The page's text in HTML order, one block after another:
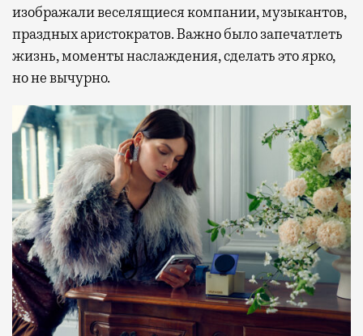
изображали веселящиеся компании, музыкантов,
праздных аристократов. Важно было запечатлеть
жизнь, моменты наслаждения, сделать это ярко,
но не вычурно.